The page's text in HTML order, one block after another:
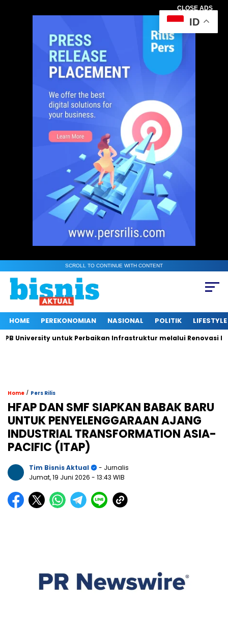
CLOSE ADS
SCROLL TO CONTINUE WITH CONTENT
HOME PEREKONOMIAN NASIONAL POLITIK LIFESTYLE
University untuk Perbaikan Infrastruktur melalui Renovasi
Home / Pers Rilis
HFAP DAN SMF SIAPKAN BABAK BARU
UNTUK PENYELENGGARAAN AJANG
INDUSTRIAL TRANSFORMATION ASIA-
PACIFIC (ITAP)
Tim Bisnis Aktual
- Jurnalis
Jumat, 19 Juni 2026 - 13:43 WIB
ID